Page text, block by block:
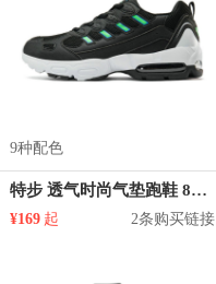
9种配色
特步 透气时尚气垫跑鞋 881319329293
¥169 起 2条购买链接